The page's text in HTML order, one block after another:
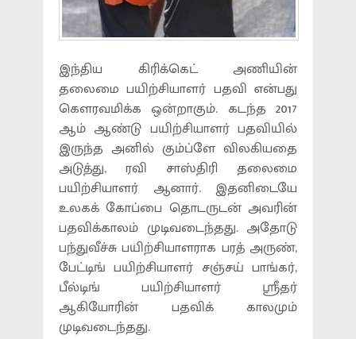
இந்திய கிரிக்கெட் அணியின்
தலைமை பயிற்சியாளர் பதவி என்பது
கௌரவமிக்க ஒன்றாகும். கடந்த 2017
ஆம் ஆண்டு பயிற்சியாளர் பதவியில்
இருந்த அனில் கும்ப்ளே விலகியதை
அடுத்து, ரவி சாஸ்திரி தலைமை
பயிற்சியாளர் ஆனார். இதனிடையே
உலகக் கோப்பை தொடருடன் அவரின்
பதவிக்காலம் முடிவடைந்தது. அதோடு
பந்துவீச்சு பயிற்சியாளராக பரத் அருண்,
பேட்டிங் பயிற்சியாளர் சஞ்சய் பாங்கர்,
பீல்டிங் பயிற்சியாளர் ஸ்ரீதர்
ஆகியோரின் பதவிக் காலமும்
முடிவடைந்தது.